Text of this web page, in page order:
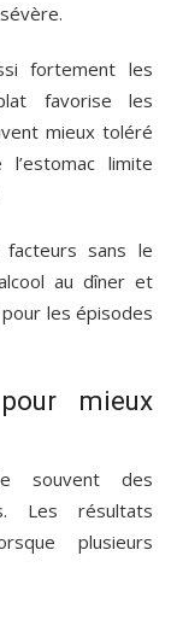
fortement les
favorise les
mieux toléré
limite
facteurs sans le
au dîner et
les épisodes
mieux
souvent des
Les résultats
plusieurs